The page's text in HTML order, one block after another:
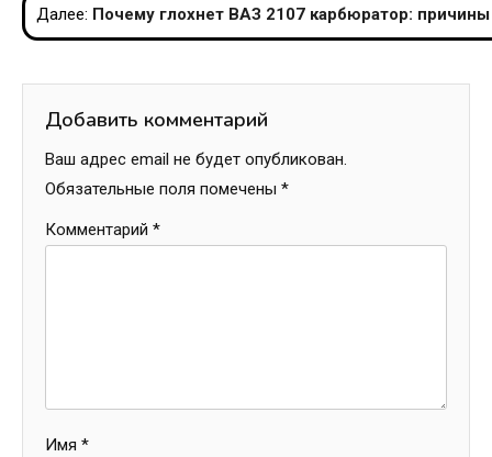
записям
Далее: Почему глохнет ВАЗ 2107 карбюратор:
Добавить комментарий
Ваш адрес email не будет опубликован.
Обязательные поля помечены *
Комментарий *
Имя *